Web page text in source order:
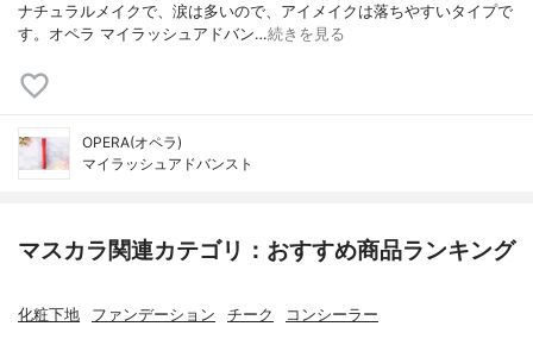
ナチュラルメイクで、涙は多いので、アイメイクは落ちやすいタイプで
す。オペラ マイラッシュアドバン…続きを見る
OPERA(オペラ)
マイラッシュアドバンスト
マスカラ関連カテゴリ：おすすめ商品ランキング
化粧下地 ファンデーション チーク コンシーラー